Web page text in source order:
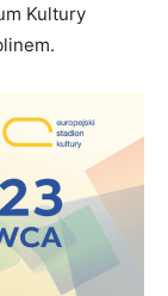
Kultury